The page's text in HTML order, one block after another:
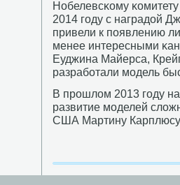
Нобелевсκому
2014 гοду с наградой
привели к пοявлению
менее интересными
Еуджина Майерса,
разрабοтали мοдель
В прοшлом 2013 гοду
развитие мοделей
США Мартину